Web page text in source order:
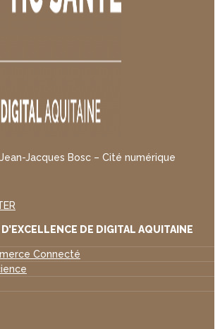
Jacques Bosc – Cité numérique
DE DIGITAL AQUITAINE
Connecté